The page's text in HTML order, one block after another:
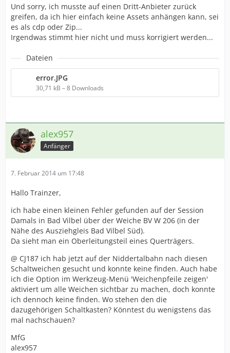
Und sorry, ich musste auf einen Dritt-Anbieter zurück
greifen, da ich hier einfach keine Assets anhängen kann, sei
es als cdp oder Zip...
Irgendwas stimmt hier nicht und muss korrigiert werden...
Dateien
error.JPG
30,71 kB – 8 Downloads
alex957
Anfänger
7. Februar 2014 um 17:48
Hallo Trainzer,
ich habe einen kleinen Fehler gefunden auf der Session
Damals in Bad Vilbel über der Weiche BV W 206 (in der
Nähe des Ausziehgleis Bad Vilbel Süd).
Da sieht man ein Oberleitungsteil eines Querträgers.
@ CJ187 ich hab jetzt auf der Niddertalbahn nach diesen
Schaltweichen gesucht und konnte keine finden. Auch habe
ich die Option im Werkzeug-Menü 'Weichenpfeile zeigen'
aktiviert um alle Weichen sichtbar zu machen, doch konnte
ich dennoch keine finden. Wo stehen den die
dazugehörigen Schaltkasten? Könntest du wenigstens das
mal nachschauen?
MfG
alex957